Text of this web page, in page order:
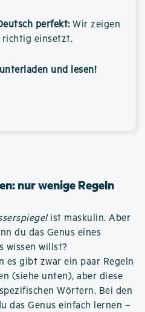
perfekt: Wir zeigen
richtig einsetzt.
und lesen!
nur wenige Regeln
ist maskulin. Aber
du das Genus eines
wissen willst?
es gibt zwar ein paar Regeln
(siehe unten), aber diese
Wörtern. Bei den
das Genus einfach lernen –